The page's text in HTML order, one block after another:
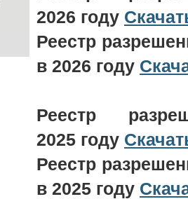
2026 году
Реестр
в 2026 году
Реестр
2025 году
Реестр
в 2025 году